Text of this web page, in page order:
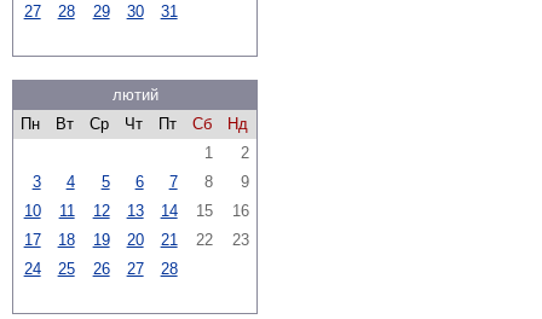
27
28 29 30 31
лютий
Пн
Вт Ср Чт Пт Сб
Нд
1
2
3
4 5 6 7 8
9
10
11 12 13 14 15
16
17
18 19 20 21 22
23
24
25 26 27 28